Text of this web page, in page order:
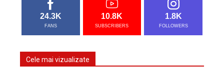
24.3K
FANS
10.8K
SUBSCRIBERS
1.8K
FOLLOWERS
Cele mai vizualizate